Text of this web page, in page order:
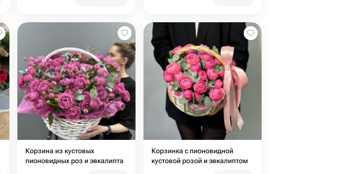
Корзина из кустовых
пионовидных роз и эвкалипта
Корзинка с пионовидной
кустовой розой и эвкалиптом